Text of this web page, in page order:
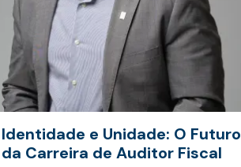
Identidade e Unidade: O Futuro
da Carreira de Auditor Fiscal